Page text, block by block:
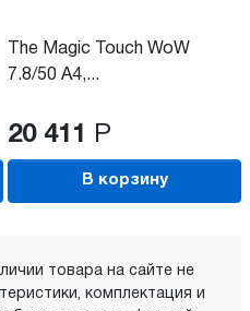
The Magic Touch WoW
7.8/50 A4,...
20 411 Р
В корзину
товара на сайте не
комплектация и